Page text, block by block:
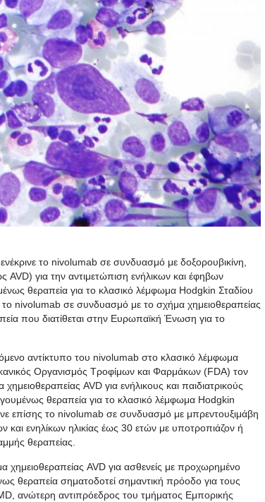
το nivolumab σε συνδυασμό με δοξορουβικίνη,
AVD) για την αντιμετώπιση ενήλικων και έφηβων
θεραπεία για το κλασικό λέμφωμα Hodgkin Σταδίου
nivolumab σε συνδυασμό με το σχήμα χημειοθεραπείας
που διατίθεται στην Ευρωπαϊκή Ένωση για το
αντίκτυπο του nivolumab στο κλασικό λέμφωμα
Οργανισμός Τροφίμων και Φαρμάκων (FDA) τον
AVD για ενήλικους και παιδιατρικούς
θεραπεία για το κλασικό λέμφωμα Hodgkin
επίσης το nivolumab σε συνδυασμό με μπρεντουξιμάβη
και ενηλίκων ηλικίας έως 30 ετών με υποτροπιάζον ή
θεραπείας.
AVD για ασθενείς με προχωρημένο
θεραπεία σηματοδοτεί σημαντική πρόοδο για τους
ανώτερη αντιπρόεδρος του τμήματος Εμπορικής